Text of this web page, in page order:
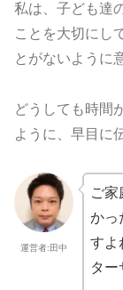
私は、子ども達
ことを大切にし
とがないように
どうしても時間
ように、早目に
運営者:田中
ご家
かっ
すよ
ター